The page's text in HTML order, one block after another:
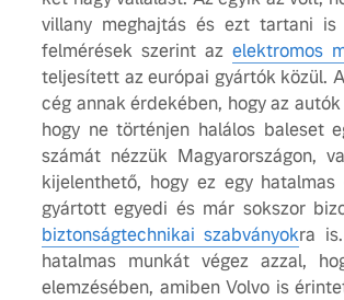
villany meghajtás és ezt tartani
felmérések szerint azelektromos
teljesített az európai gyártók közül.
cég annak érdekében, hogy az
hogy ne történjen halálos baleset
számát nézzük Magyarországon,
kijelenthető, hogy ez egy
gyártott egyedi és már sokszor
biztonságtechnikai szabványokra
hatalmas munkát végez azzal,
elemzésében, amiben Volvo is